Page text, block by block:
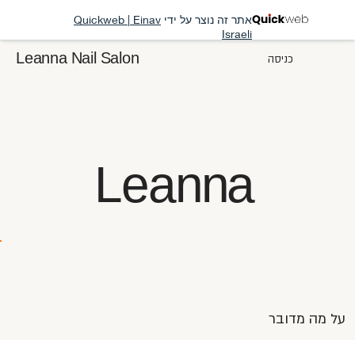
אתר זה נוצר על ידי Quickweb | Einav
Israeli
Leanna Nail Salon כניסה
Leanna
על מה מדובר